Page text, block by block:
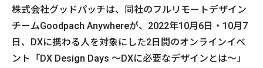
株式会社グッドパッチは、同社のフルリモートデザイン
チームGoodpach Anywhereが、2022年10月6日・10月7
日、DXに携わる人を対象にした2日間のオンラインイベ
ント「DX Design Days 〜DXに必要なデザインとは〜」